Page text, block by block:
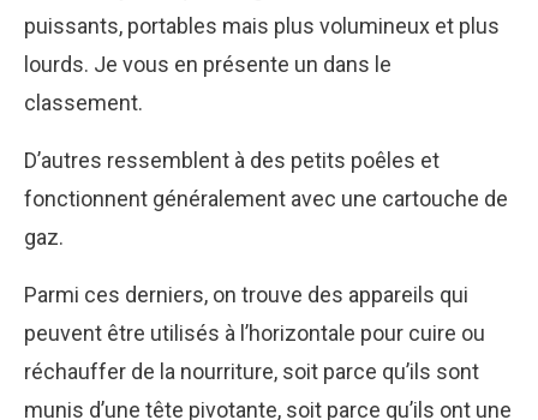
puissants, portables mais plus volumineux et plus
lourds. Je vous en présente un dans le
classement.
D’autres ressemblent à des petits poêles et
fonctionnent généralement avec une cartouche de
gaz.
Parmi ces derniers, on trouve des appareils qui
peuvent être utilisés à l’horizontale pour cuire ou
réchauffer de la nourriture, soit parce qu’ils sont
munis d’une tête pivotante, soit parce qu’ils ont une